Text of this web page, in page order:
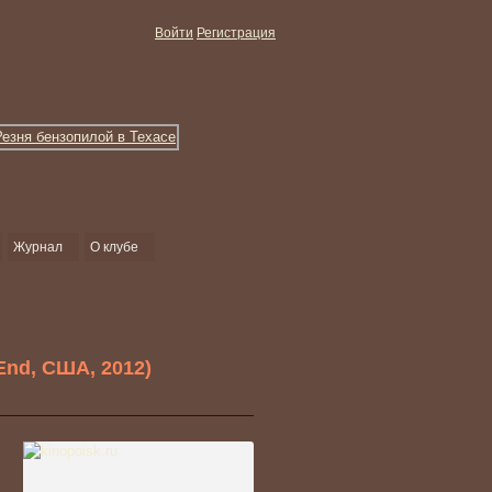
Войти Регистрация
Журнал О клубе
США, 2012)